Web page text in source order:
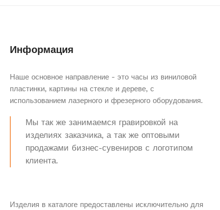
Информация
Наше основное направление - это часы из виниловой
пластинки, картины на стекле и дереве, с
использованием лазерного и фрезерного оборудования.
Мы так же занимаемся гравировкой на
изделиях заказчика, а так же оптовыми
продажами бизнес-сувениров с логотипом
клиента.
Изделия в каталоге предоставлены исключительно для